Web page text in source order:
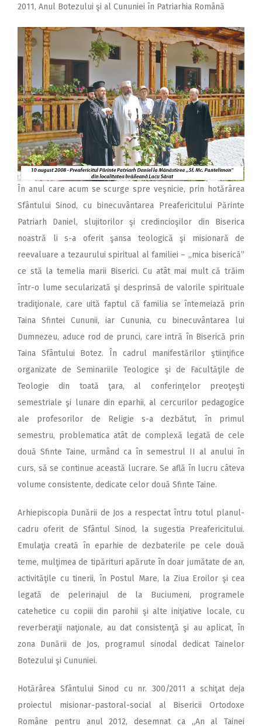
2011, Anul Botezului şi al Cununiei în Patriarhia Română
În anul care acum se scurge spre veşnicie, prin hotărârea
Sfântului Sinod, cu binecuvântarea Preafericitului Părinte
Patriarh Daniel, slujitorilor şi credincioşilor din Biserica
noastră li s-a oferit şansa teologică şi misionară de
reevaluare a tezaurului spiritual al familiei – „mica biserică”
ce stă la temelia marii Biserici. Cu atât mai mult că trăim
într-o lume secularizată şi desprinsă de valorile spirituale
tradiţionale, care uită faptul că familia se întemeiază prin
Taina Sfintei Cununii, iar Cununia, cu binecuvântarea lui
Dumnezeu, aduce rod de prunci, care intră în Biserică prin
Taina Sfântului Botez. În cadrul manifestărilor ştiinţifice
organizate de Seminariile Teologice şi de Facultăţile de
Teologie din toată ţara, al conferinţelor preoţeşti
semestriale şi lunare din eparhii, al cercurilor pedagogice
ale profesorilor de Religie s-a dezbătut, în primul
semestru, problematica atât de complexă legată de cele
două Sfinte Taine, urmând ca în semestrul II al anului în
curs, să se continue această lucrare. Se află în lucru câteva
volume consistente, dedicate celor două Sfinte Taine.
Arhiepiscopia Dunării de Jos a respectat întru totul planul-
cadru oferit de Sfântul Sinod, la sugestia Preafericitului.
Emulaţia creată în eparhie de dezbaterile pe cele două
teme, mulţimea de tipărituri apărute în doar jumătate de an,
activităţile cu tinerii, în Postul Mare, la Ziua Eroilor şi cea
legată de pelerinajul de la Buciumeni, programele
catehetice cu copiii din parohii şi alte iniţiative locale, cu
reverberaţii naţionale, au dat consistenţă şi au aplicat, în
zona Dunării de Jos, programul sinodal dedicat Tainelor
Botezului şi Cununiei.
Hotărârea Sfântului Sinod cu nr. 300/2011 a schiţat deja
proiectul misionar-pastoral-social al Bisericii Ortodoxe
Române pentru anul 2012, desemnat ca „An al Tainei